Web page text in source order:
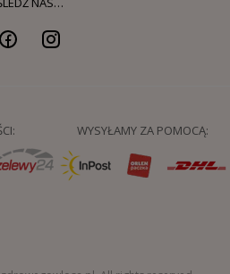
WYSYŁAMY ZA POMOCĄ: